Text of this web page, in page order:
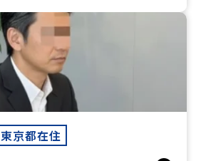
東京都在住